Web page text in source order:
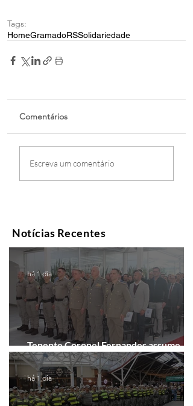
Tags:
HomeGramadoRSSolidariedade
Comentários
Escreva um comentário
Notícias Recentes
Tenente Coronel Fernandes assume
comando do 41º BPM em Gramado
há 1 dia
há 1 dia